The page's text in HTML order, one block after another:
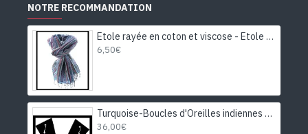
NOTRE RECOMMANDATION
Etole rayée en coton et viscose - Etole indienne
6,50€
Turquoise-Boucles d'Oreilles indiennes Turquoise-Bijoux Inde
36,00€